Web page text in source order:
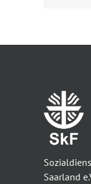
Saarland